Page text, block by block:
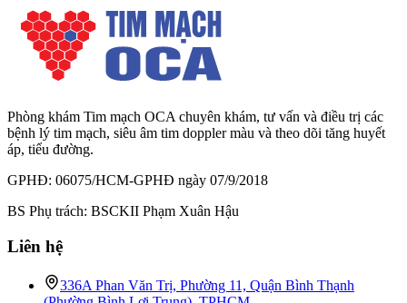
Phòng khám Tim mạch OCA chuyên khám, tư vấn và điều trị các
bệnh lý tim mạch, siêu âm tim doppler màu và theo dõi tăng huyết
áp, tiểu đường.
GPHĐ: 06075/HCM-GPHĐ ngày 07/9/2018
BS Phụ trách: BSCKII Phạm Xuân Hậu
Liên hệ
336A Phan Văn Trị, Phường 11, Quận Bình Thạnh